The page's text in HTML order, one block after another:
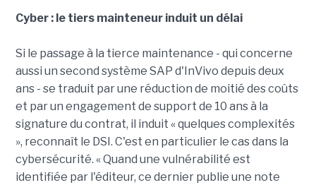
Cyber : le tiers mainteneur induit un délai
Si le passage à la tierce maintenance - qui concerne
aussi un second système SAP d'InVivo depuis deux
ans - se traduit par une réduction de moitié des coûts
et par un engagement de support de 10 ans à la
signature du contrat, il induit « quelques complexités
», reconnaît le DSI. C'est en particulier le cas dans la
cybersécurité. « Quand une vulnérabilité est
identifiée par l'éditeur, ce dernier publie une note